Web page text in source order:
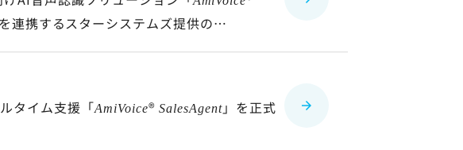
連携するスターシステムズ提供の
タイム支援「AmiVoice®SalesAgent 」を正式